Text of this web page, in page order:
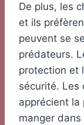
De plus, les
et ils
peuvent se
prédateurs.
protection et
sécurité. Les
apprécient la
manger